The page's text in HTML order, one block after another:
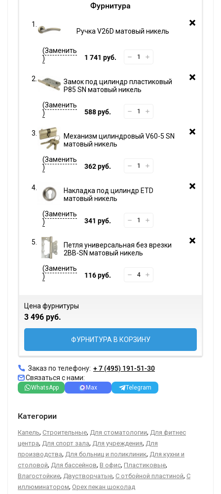
Фурнитура
Ручка V26D матовый никель
1 741 руб.
Замок под цилиндр пластиковый
P85 SN матовый никель
588 руб.
Механизм цилиндровый V60-5 SN
матовый никель
362 руб.
Накладка под цилиндр ETD
матовый никель
341 руб.
Петля универсальная без врезки
2BB-SN матовый никель
116 руб.
Цена фурнитуры
3 496 руб.
ФУРНИТУРА В КОРЗИНУ
Заказ по телефону: + 7 (495) 191-51-30
Связаться с нами:
WhatsApp Max Telegram
Категории
Капель, Строительные, Для стоматологии, Для фитнес
центра, Для спорт зала, Для учреждения, Для
производства, Для больниц и поликлиник, Для кухни и
столовой, Для бассейнов, В офис, Пластиковые,
Влагостойкие, Двустворчатые, С отбойной пластиной, С
иллюминатором, Орех пекан шоколад